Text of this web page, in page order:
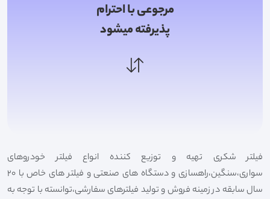
مرجوعی با احترام
پذیرفته میشود
فیلتر شکری تهیه و توزیع کننده انواع فیلتر خودروهای
سواری،سنگین،راهسازی و دستگاه های صنعتی و فیلتر های خاص با 20
سال سابقه در زمینه فروش و تولید فیلترهای سفارشی،توانسته با توجه به